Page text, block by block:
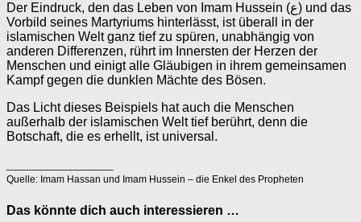
Der Eindruck, den das Leben von Imam Hussein (ع) und das
Vorbild seines Martyriums hinterlässt, ist überall in der
islamischen Welt ganz tief zu spüren, unabhängig von
anderen Differenzen, rührt im Innersten der Herzen der
Menschen und einigt alle Gläubigen in ihrem gemeinsamen
Kampf gegen die dunklen Mächte des Bösen.
Das Licht dieses Beispiels hat auch die Menschen
außerhalb der islamischen Welt tief berührt, denn die
Botschaft, die es erhellt, ist universal.
Quelle: Imam Hassan und Imam Hussein – die Enkel des Propheten
Das könnte dich auch interessieren …